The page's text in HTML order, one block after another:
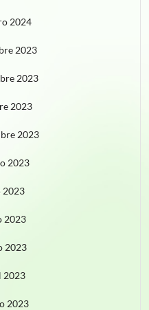
2024
2023
2023
2023
2023
2023
2023
2023
2023
2023
2023